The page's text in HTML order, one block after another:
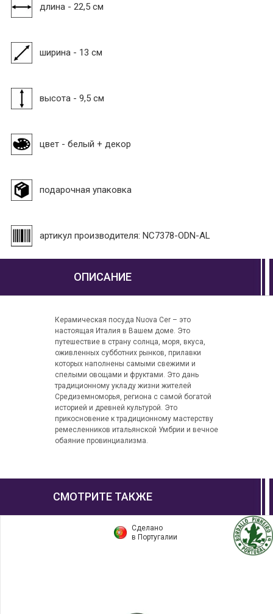
длина - 22,5 см
ширина - 13 см
высота - 9,5 см
цвет - белый + декор
подарочная упаковка
артикул производителя: NC7378-ODN-AL
ОПИСАНИЕ
Керамическая посуда Nuova Cer – это
настоящая Италия в Вашем доме. Это
путешествие в страну солнца, моря, вкуса,
оживленных субботних рынков, прилавки
которых наполнены самыми свежими и
спелыми овощами и фруктами. Это дань
традиционному укладу жизни жителей
Средиземноморья, региона с самой богатой
историей и древней культурой. Это
прикосновение к традиционному мастерству
ремесленников итальянской Умбрии и вечное
обаяние провинциализма.
СМОТРИТЕ ТАКЖЕ
Сделано
в Португалии